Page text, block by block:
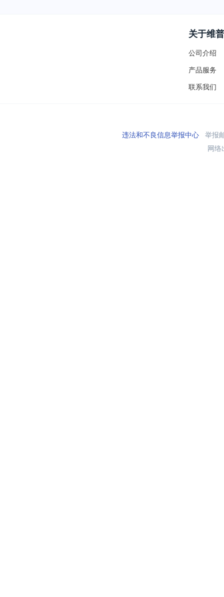
关于维普
公司介绍
产品服务
联系我们
违法和不良信息举报中心举报
网